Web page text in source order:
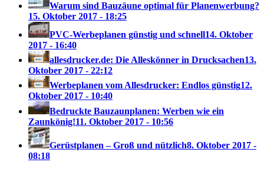
Warum sind Bauzäune optimal für Planenwerbung?
15. Oktober 2017 - 18:25
PVC-Werbeplanen günstig und schnell14. Oktober
2017 - 16:40
allesdrucker.de: Die Alleskönner in Drucksachen13.
Oktober 2017 - 22:12
Werbeplanen vom Allesdrucker: Endlos günstig12.
Oktober 2017 - 10:40
Bedruckte Bauzaunplanen: Werben wie ein
Zaunkönig!11. Oktober 2017 - 10:56
Gerüstplanen – Groß und nützlich8. Oktober 2017 -
08:18